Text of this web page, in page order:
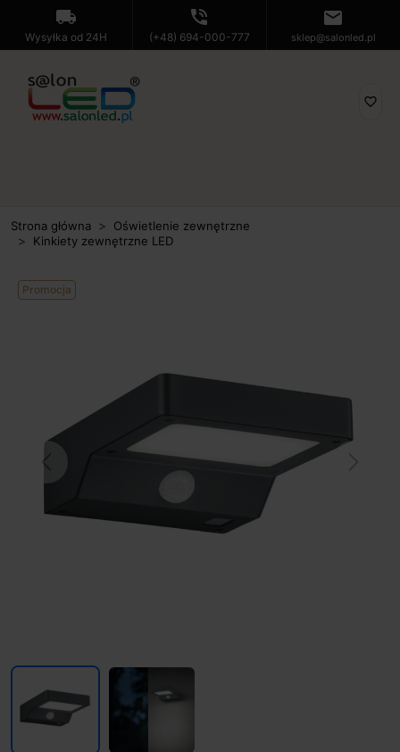
local_shipping
Wysyłka od 24H
phone_in_talk
(+48) 694-000-777
mail
sklep@salonled.pl
favorite_border
Strona główna
Oświetlenie zewnętrzne
Kinkiety zewnętrzne LED
Promocja